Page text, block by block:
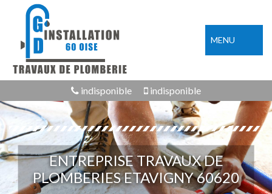
MENU
indisponible indisponible
ENTREPRISE TRAVAUX DE
PLOMBERIES ETAVIGNY 60620